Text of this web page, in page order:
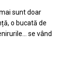
sunt doar
o bucată de
se vând